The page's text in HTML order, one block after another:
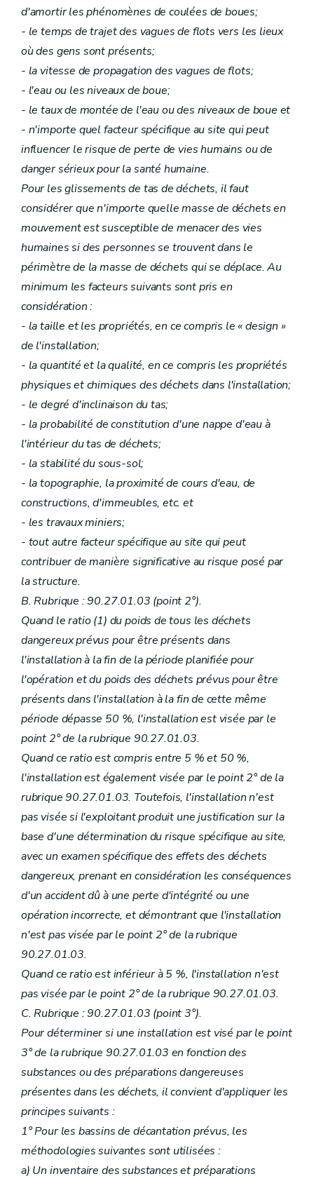
d'amortir les phénomènes de coulées de boues;
- le temps de trajet des vagues de flots vers les lieux
où des gens sont présents;
- la vitesse de propagation des vagues de flots;
- l'eau ou les niveaux de boue;
- le taux de montée de l'eau ou des niveaux de boue et
- n'importe quel facteur spécifique au site qui peut
influencer le risque de perte de vies humains ou de
danger sérieux pour la santé humaine.
Pour les glissements de tas de déchets, il faut
considérer que n'importe quelle masse de déchets en
mouvement est susceptible de menacer des vies
humaines si des personnes se trouvent dans le
périmètre de la masse de déchets qui se déplace. Au
minimum les facteurs suivants sont pris en
considération :
- la taille et les propriétés, en ce compris le « design »
de l'installation;
- la quantité et la qualité, en ce compris les propriétés
physiques et chimiques des déchets dans l'installation;
- le degré d'inclinaison du tas;
- la probabilité de constitution d'une nappe d'eau à
l'intérieur du tas de déchets;
- la stabilité du sous-sol;
- la topographie, la proximité de cours d'eau, de
constructions, d'immeubles, etc. et
- les travaux miniers;
- tout autre facteur spécifique au site qui peut
contribuer de manière significative au risque posé par
la structure.
B. Rubrique : 90.27.01.03 (point 2°).
Quand le ratio (1) du poids de tous les déchets
dangereux prévus pour être présents dans
l'installation à la fin de la période planifiée pour
l'opération et du poids des déchets prévus pour être
présents dans l'installation à la fin de cette même
période dépasse 50 %, l'installation est visée par le
point 2° de la rubrique 90.27.01.03.
Quand ce ratio est compris entre 5 % et 50 %,
l'installation est également visée par le point 2° de la
rubrique 90.27.01.03. Toutefois, l'installation n'est
pas visée si l'exploitant produit une justification sur la
base d'une détermination du risque spécifique au site,
avec un examen spécifique des effets des déchets
dangereux, prenant en considération les conséquences
d'un accident dû à une perte d'intégrité ou une
opération incorrecte, et démontrant que l'installation
n'est pas visée par le point 2° de la rubrique
90.27.01.03.
Quand ce ratio est inférieur à 5 %, l'installation n'est
pas visée par le point 2° de la rubrique 90.27.01.03.
C. Rubrique : 90.27.01.03 (point 3°).
Pour déterminer si une installation est visé par le point
3° de la rubrique 90.27.01.03 en fonction des
substances ou des préparations dangereuses
présentes dans les déchets, il convient d'appliquer les
principes suivants :
1° Pour les bassins de décantation prévus, les
méthodologies suivantes sont utilisées :
a) Un inventaire des substances et préparations